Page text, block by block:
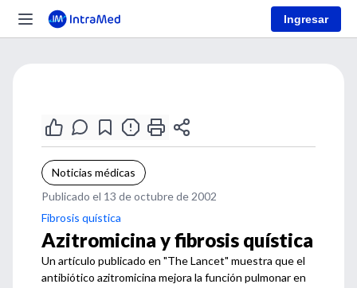
Ingresar
Noticias médicas
Publicado el 13 de octubre de 2002
Fibrosis quística
Azitromicina y fibrosis quística
Un artículo publicado en "The Lancet" muestra que el
antibiótico azitromicina mejora la función pulmonar en